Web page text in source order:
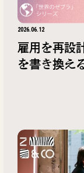
2026.06.12
雇用を再設
を書き換え